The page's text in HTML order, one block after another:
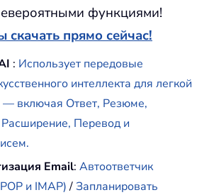
функциями!
прямо сейчас!
: Использует передовые
интеллекта для легкой
— включая Ответ, Резюме,
Перевод и
Email:Автоответчик
и IMAP)/Запланировать